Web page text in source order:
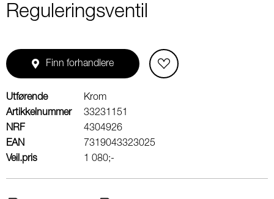
Reguleringsventil
Finn forhandlere
Utførende
Krom
Artikkelnummer
33231151
NRF
4304926
EAN
7319043323025
Veil.pris
1 080;-